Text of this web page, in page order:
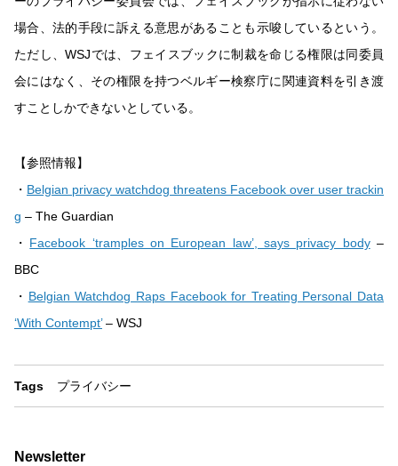
場合、法的手段に訴える意思があることも示唆しているという。
ただし、WSJでは、フェイスブックに制裁を命じる権限は同委員
会にはなく、その権限を持つベルギー検察庁に関連資料を引き渡
すことしかできないとしている。
【参照情報】
・ Belgian privacy watchdog threatens Facebook over user trackin
g – The Guardian
・ Facebook ‘tramples on European law’, says privacy body–
BBC
・ Belgian Watchdog Raps Facebook for Treating Personal Data
‘With Contempt’– WSJ
Tags プライバシー
Newsletter